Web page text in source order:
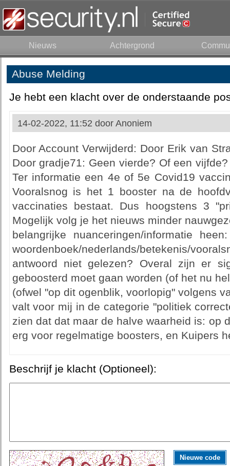
Nieuws Achtergrond
Abuse Melding
Je hebt een klacht over de onderstaande
14-02-2022, 11:52 door Anoniem
Door Account Verwijderd: Door Erik van
Door gradje71: Geen vierde? Of een
Ter informatie een 4e of 5e Covid19
Vooralsnog is het 1 booster na de
vaccinaties bestaat. Dus hoogstens 3
Mogelijk volg je het nieuws minder
belangrijke nuanceringen/informatie
woordenboek/nederlands/betekenis/
antwoord niet gelezen? Overal zijn er
geboosterd moet gaan worden (of het nu
(ofwel "op dit ogenblik, voorlopig" volgens
valt voor mij in de categorie "politiek
zien dat dat maar de halve waarheid is: op
erg voor regelmatige boosters, en Kuipers
Beschrijf je klacht (Optioneel):
Nieuwe code